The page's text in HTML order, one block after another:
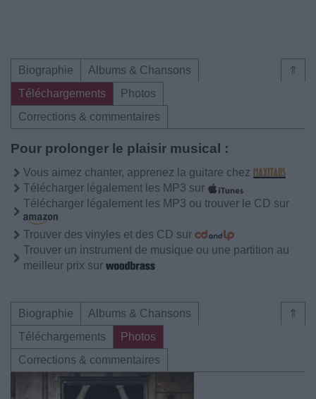
⇑
Biographie
Albums & Chansons
Téléchargements
Photos
Corrections & commentaires
Pour prolonger le plaisir musical :
Vous aimez chanter, apprenez la guitare chez
Télécharger légalement les MP3 sur
Télécharger légalement les MP3 ou trouver le CD sur
Trouver des vinyles et des CD sur
Trouver un instrument de musique ou une partition au
meilleur prix sur
⇑
Biographie
Albums & Chansons
Téléchargements
Photos
Corrections & commentaires